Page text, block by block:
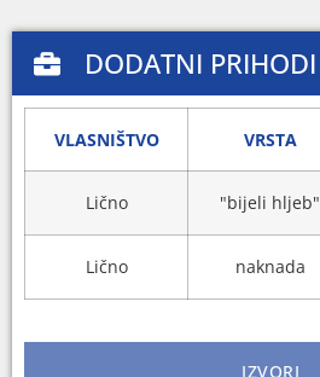
DODATNI PRIHODI
VLASNIŠTVO VRSTA
Lično "bijeli hljeb"
Lično naknada
IZVORI